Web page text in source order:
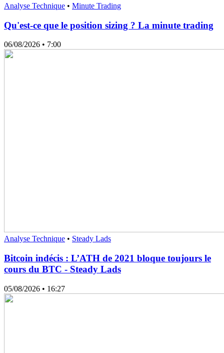
Analyse Technique • Minute Trading
Qu'est-ce que le position sizing ? La minute trading
06/08/2026 • 7:00
Analyse Technique • Steady Lads
Bitcoin indécis : L’ATH de 2021 bloque toujours le
cours du BTC - Steady Lads
05/08/2026 • 16:27